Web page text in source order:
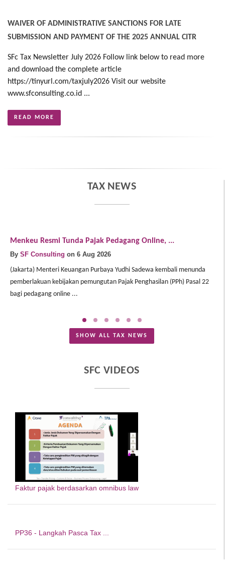
WAIVER OF ADMINISTRATIVE SANCTIONS FOR LATE
SUBMISSION AND PAYMENT OF THE 2025 ANNUAL CITR
SFc Tax Newsletter July 2026 Follow link below to read more
and download the complete article
https://tinyurl.com/taxjuly2026 Visit our website
www.sfconsulting.co.id ...
READ MORE
TAX NEWS
Menkeu Resmi Tunda Pajak Pedagang Online, ...
By SF Consulting on 6 Aug 2026
(Jakarta) Menteri Keuangan Purbaya Yudhi Sadewa kembali menunda
pemberlakuan kebijakan pemungutan Pajak Penghasilan (PPh) Pasal 22
bagi pedagang online ...
SHOW ALL TAX NEWS
SFC VIDEOS
Faktur pajak berdasarkan omnibus law
PP36 - Langkah Pasca Tax ...